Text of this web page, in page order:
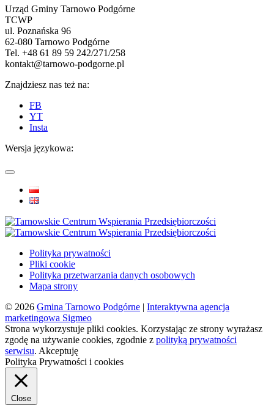
Urząd Gminy Tarnowo Podgórne
TCWP
ul. Poznańska 96
62-080 Tarnowo Podgórne
Tel. +48 61 89 59 242/271/258
kontakt@tarnowo-podgorne.pl
Znajdziesz nas też na:
FB
YT
Insta
Wersja językowa:
Polityka prywatności
Pliki cookie
Polityka przetwarzania danych osobowych
Mapa strony
© 2026 Gmina Tarnowo Podgórne | Interaktywna agencja
marketingowa Sigmeo
Strona wykorzystuje pliki cookies. Korzystając ze strony wyrażasz
zgodę na używanie cookies, zgodnie z polityką prywatności
serwisu. Akceptuję
Polityka Prywatności i cookies
Close